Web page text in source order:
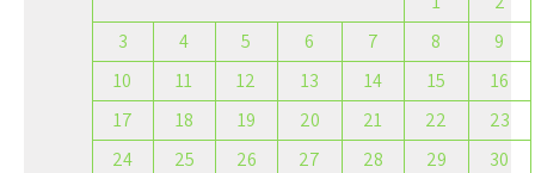
3
4 5 6 7 8
9
10
11 12 13 14 15
16
17
18 19 20 21 22
23
24
25 26 27 28 29
30